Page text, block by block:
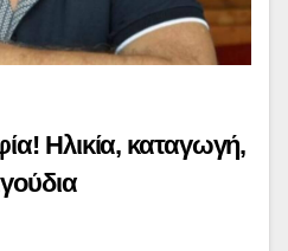
Ηλικία, καταγωγή,